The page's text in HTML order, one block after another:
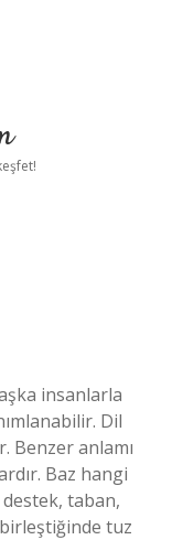
insanlarla
Dil
Benzer anlamı
Baz hangi
destek, taban,
tuz